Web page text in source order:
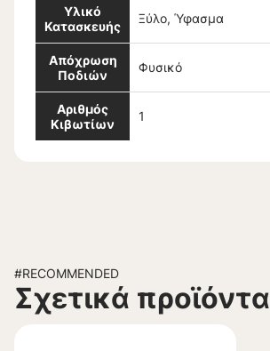
Υλικό
Κατασκευής
Ξύλο, Ύφασμα
Απόχρωση
Ποδιών
Φυσικό
Αριθμός
Κιβωτίων
1
#RECOMMENDED
Σχετικά προϊόντα